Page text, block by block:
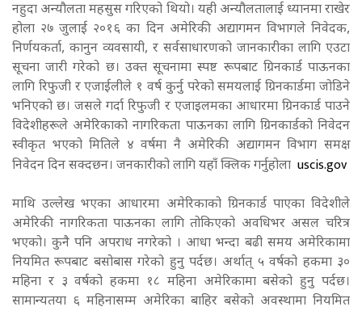
नहुदा अन्यौलता महसुस गरिएको थियो। यही अन्यौलतालाई ध्यानमा राखेर
होला २७ जुलाई २०१६ का दिन अमेरिकी अद्यागमन विभागले निवेदक,
निर्णयकर्ता, कानुन व्यवसायी, र सर्वसाधारणको जानकारीका लागि एउटा
सूचना जारी गरेको छ। उक्त सूचनामा स्पष्ट रूपबाट ग्रिनकार्ड पाऊनका
लागि रिफुजी र एजाईलीले १ वर्ष कुर्नु परेको समयलाई ग्रिनकार्डमा जोडिने
भनिएको छ। जसले गर्दा रिफुजी र एजाइलमका आधारमा ग्रिनकार्ड पाउने
विदेशीहरूले अमेरिकाको नागरिकता पाऊनका लागि ग्रिनकार्डको निवेदन
स्वीकृत भएको मितिले ४ वर्षमा नै अमेरिकी अद्यागमन विभाग समक्ष
निवेदन दिन सक्दछन। जनकारीको लागि यहाँ क्लिक गर्नुहोला uscis.gov
माथि उल्लेख भएका आधारमा अमेरिकाको ग्रिनकार्ड पाएका विदेशीले
अमेरिकी नागरिकता पाऊनका लागि तोकिएको अवधिभर असल चरित्र
भएको। कुनै पनि अपराध नगरेको । आधा भन्दा बढी समय अमेरिकामा
नियमित रूपबाट बसोबास गरेको हुनु पर्दछ। अर्थात् ५ वर्षको हकमा ३०
महिना र ३ वर्षको हकमा १८ महिना अमेरिकामा बसेको हुनु पर्दछ।
सामान्यतया ६ महिनासम्म अमेरिका बाहिर बसेको अवस्थामा नियमित